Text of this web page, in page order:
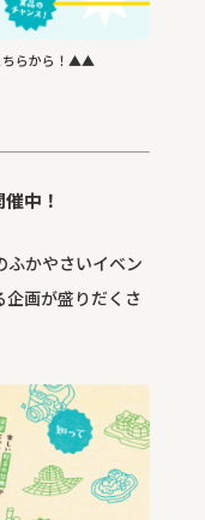
ちらから！▲▲
中！
ふかやさいイベン
企画が盛りだくさ